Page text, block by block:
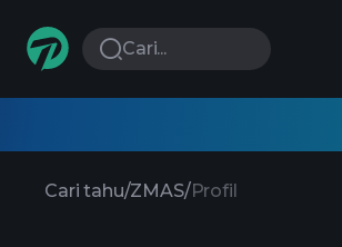
Cari...
Cari tahu/ZMAS/Profil